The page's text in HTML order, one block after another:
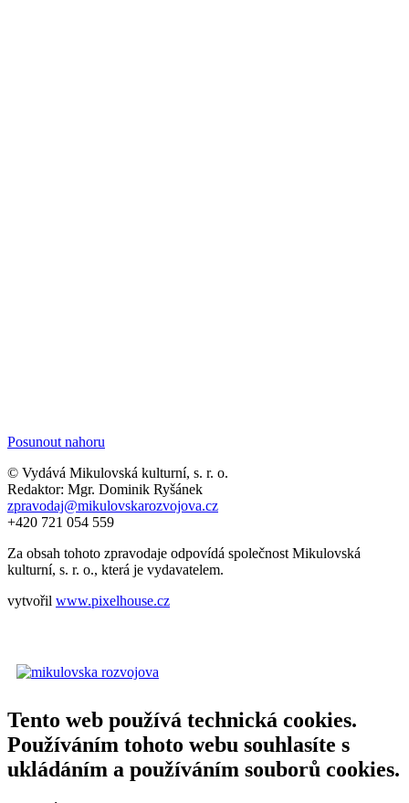
Posunout nahoru
© Vydává Mikulovská kulturní, s. r. o.
Redaktor: Mgr. Dominik Ryšánek
zpravodaj@mikulovskarozvojova.cz
+420 721 054 559
Za obsah tohoto zpravodaje odpovídá společnost Mikulovská
kulturní, s. r. o., která je vydavatelem.
vytvořil www.pixelhouse.cz
Tento web používá technická cookies.
Používáním tohoto webu souhlasíte s
ukládáním a používáním souborů cookies.